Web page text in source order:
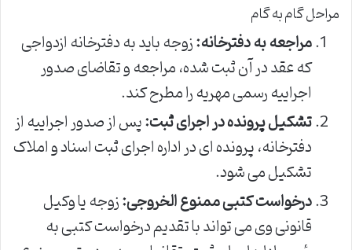
مراحل گام به گام
مراجعه به دفترخانه:زوجه باید به دفترخانه ازدواجی
که عقد در آن ثبت شده، مراجعه و تقاضای صدور
اجراییه رسمی مهریه را مطرح کند.
تشکیل پرونده در اجرای ثبت:پس از صدور اجراییه از
دفترخانه، پرونده ای در اداره اجرای ثبت اسناد و املاک
تشکیل می شود.
درخواست کتبی ممنوع الخروجی:زوجه یا وکیل
قانونی وی می تواند با تقدیم درخواست کتبی به